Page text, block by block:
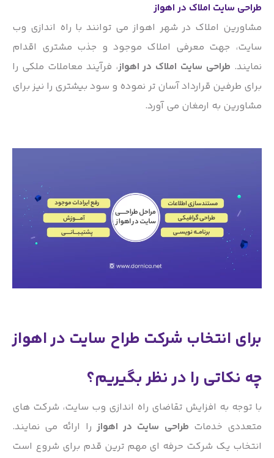
طراحی سایت املاک در اهواز
مشاورین املاک در شهر اهواز می توانند با راه اندازی وب
سایت، جهت معرفی املاک موجود و جذب مشتری اقدام
نمایند.طراحی سایت املاک در اهواز، فرآیند معاملات ملکی را
برای طرفین قرارداد آسان تر نموده و سود بیشتری را نیز برای
مشاورین به ارمغان می آورد.
برای انتخاب شرکت طراح سایت در اهواز
چه نکاتی را در نظر بگیریم؟
با توجه به افزایش تقاضای راه اندازی وب سایت، شرکت های
متعددی خدماتطراحی سایت در اهوازرا ارائه می نمایند.
انتخاب یک شرکت حرفه ای مهم ترین قدم برای شروع است